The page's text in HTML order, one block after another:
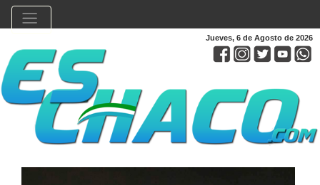
Jueves, 6 de Agosto de 2026